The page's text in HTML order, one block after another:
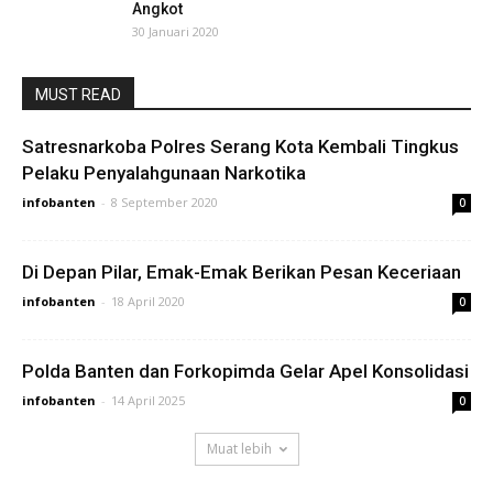
Angkot
30 Januari 2020
MUST READ
Satresnarkoba Polres Serang Kota Kembali Tingkus
Pelaku Penyalahgunaan Narkotika
infobanten - 8 September 2020 0
Di Depan Pilar, Emak-Emak Berikan Pesan Keceriaan
infobanten - 18 April 2020 0
Polda Banten dan Forkopimda Gelar Apel Konsolidasi
infobanten - 14 April 2025 0
Muat lebih